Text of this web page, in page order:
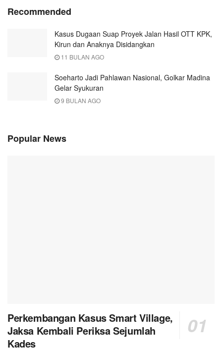
Recommended
Kasus Dugaan Suap Proyek Jalan Hasil OTT KPK,
Kirun dan Anaknya Disidangkan
11 BULAN AGO
Soeharto Jadi Pahlawan Nasional, Golkar Madina
Gelar Syukuran
9 BULAN AGO
Popular News
Perkembangan Kasus Smart Village,
Jaksa Kembali Periksa Sejumlah
Kades